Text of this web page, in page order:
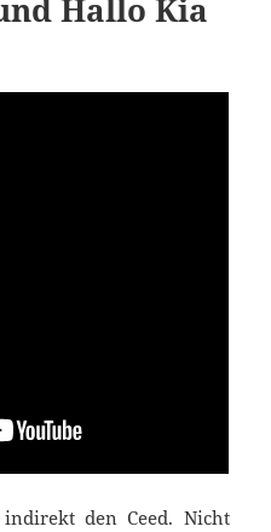
Hallo Kia
den Ceed. Nicht